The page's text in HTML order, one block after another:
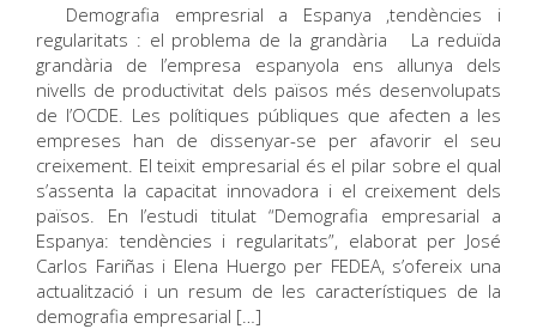
Demografia empresrial a Espanya ,tendències i
regularitats : el problema de la grandària La reduïda
grandària de l’empresa espanyola ens allunya dels
nivells de productivitat dels països més desenvolupats
de l’OCDE. Les polítiques públiques que afecten a les
empreses han de dissenyar-se per afavorir el seu
creixement. El teixit empresarial és el pilar sobre el qual
s’assenta la capacitat innovadora i el creixement dels
països. En l’estudi titulat “Demografia empresarial a
Espanya: tendències i regularitats”, elaborat per José
Carlos Fariñas i Elena Huergo per FEDEA, s’ofereix una
actualització i un resum de les característiques de la
demografia empresarial […]